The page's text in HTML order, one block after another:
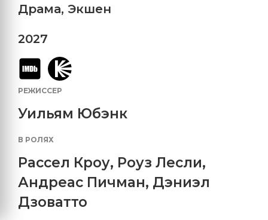
Драма, Экшен
2027
РЕЖИССЕР
Уильям Юбэнк
В РОЛЯХ
Рассел Кроу, Роуз Лесли,
Андреас Пичман, Дэниэл
Дзоватто